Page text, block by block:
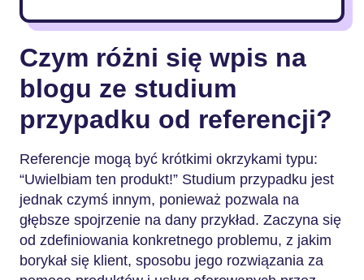
Czym różni się wpis na
blogu ze studium
przypadku od referencji?
Referencje mogą być krótkimi okrzykami typu:
“Uwielbiam ten produkt!” Studium przypadku jest
jednak czymś innym, ponieważ pozwala na
głębsze spojrzenie na dany przykład. Zaczyna się
od zdefiniowania konkretnego problemu, z jakim
borykał się klient, sposobu jego rozwiązania za